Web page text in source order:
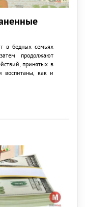
в бедных семьях
продолжают
принятых в
воспитаны, как и